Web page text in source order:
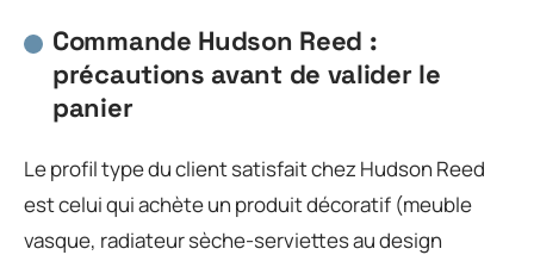
Commande Hudson Reed :
précautions avant de valider le
panier
Le profil type du client satisfait chez Hudson Reed
est celui qui achète un produit décoratif (meuble
vasque, radiateur sèche-serviettes au design